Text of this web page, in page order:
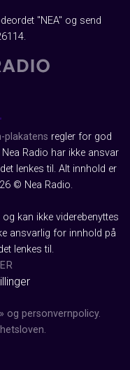
"NEA" og send
regler for god
Nea Radio har ikke ansvar
lenkes til. Alt innhold er
© Nea Radio.
kan ikke viderebenyttes
ansvarlig for innhold på
lenkes til.
og personvernpolicy.